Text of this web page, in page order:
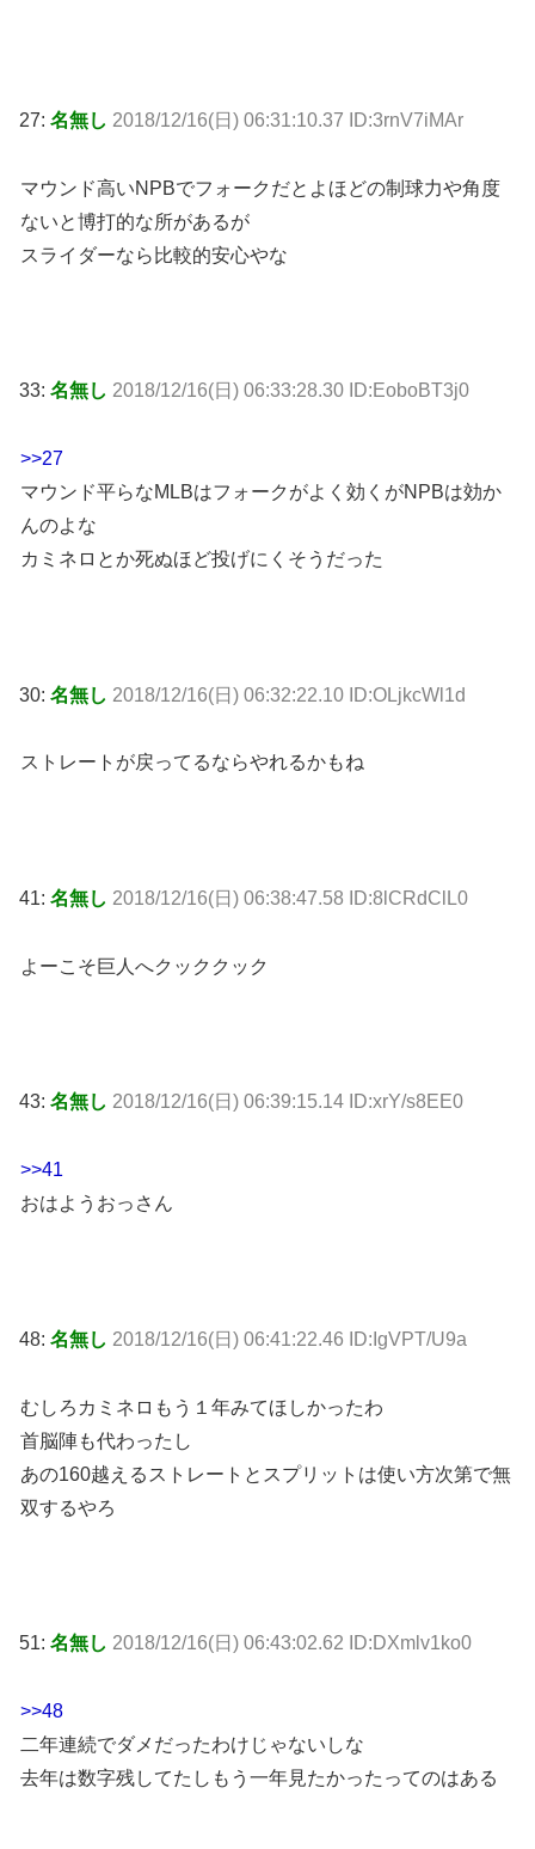
27: 名無し 2018/12/16(日) 06:31:10.37 ID:3rnV7iMAr
マウンド高いNPBでフォークだとよほどの制球力や角度
ないと博打的な所があるが
スライダーなら比較的安心やな
33: 名無し 2018/12/16(日) 06:33:28.30 ID:EoboBT3j0
>>27
マウンド平らなMLBはフォークがよく効くがNPBは効か
んのよな
カミネロとか死ぬほど投げにくそうだった
30: 名無し 2018/12/16(日) 06:32:22.10 ID:OLjkcWl1d
ストレートが戻ってるならやれるかもね
41: 名無し 2018/12/16(日) 06:38:47.58 ID:8lCRdClL0
よーこそ巨人へクッククック
43: 名無し 2018/12/16(日) 06:39:15.14 ID:xrY/s8EE0
>>41
おはようおっさん
48: 名無し 2018/12/16(日) 06:41:22.46 ID:IgVPT/U9a
むしろカミネロもう１年みてほしかったわ
首脳陣も代わったし
あの160越えるストレートとスプリットは使い方次第で無
双するやろ
51: 名無し 2018/12/16(日) 06:43:02.62 ID:DXmlv1ko0
>>48
二年連続でダメだったわけじゃないしな
去年は数字残してたしもう一年見たかったってのはある